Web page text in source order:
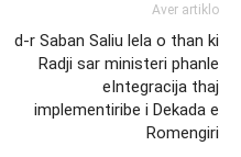
Aver artiklo
d-r Saban Saliu lela o than ki
Radji sar ministeri phanle
eIntegracija thaj
implementiribe i Dekada e
Romengiri